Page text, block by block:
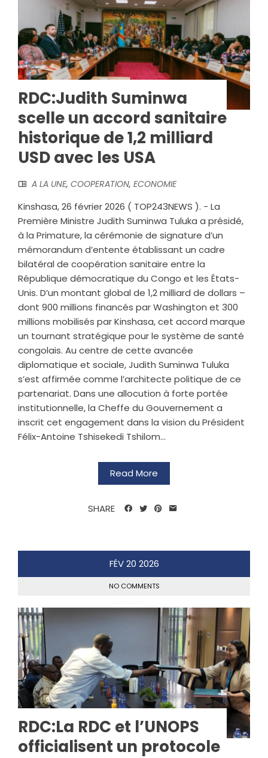
RDC:Judith Suminwa
scelle un accord sanitaire
historique de 1,2 milliard
USD avec les USA
A LA UNE, COOPERATION, ECONOMIE
Kinshasa, 26 février 2026 ( TOP243NEWS ). - La
Première Ministre Judith Suminwa Tuluka a présidé,
à la Primature, la cérémonie de signature d’un
mémorandum d’entente établissant un cadre
bilatéral de coopération sanitaire entre la
République démocratique du Congo et les États-
Unis. D’un montant global de 1,2 milliard de dollars –
dont 900 millions financés par Washington et 300
millions mobilisés par Kinshasa, cet accord marque
un tournant stratégique pour le système de santé
congolais. Au centre de cette avancée
diplomatique et sociale, Judith Suminwa Tuluka
s’est affirmée comme l’architecte politique de ce
partenariat. Dans une allocution à forte portée
institutionnelle, la Cheffe du Gouvernement a
inscrit cet engagement dans la vision du Président
Félix-Antoine Tshisekedi Tshilom...
Read More
SHARE
FÉV 20 2026
NO COMMENTS
RDC:La RDC et l’UNOPS
officialisent un protocole